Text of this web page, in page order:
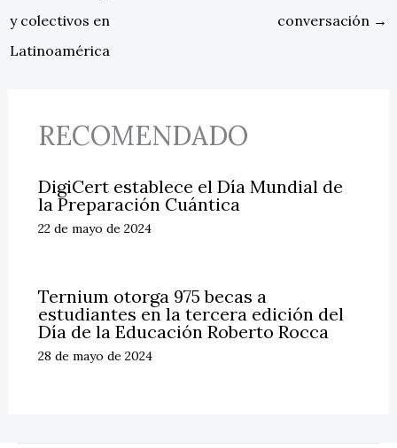
y colectivos en
Latinoamérica
conversación →
RECOMENDADO
DigiCert establece el Día Mundial de
la Preparación Cuántica
22 de mayo de 2024
Ternium otorga 975 becas a
estudiantes en la tercera edición del
Día de la Educación Roberto Rocca
28 de mayo de 2024